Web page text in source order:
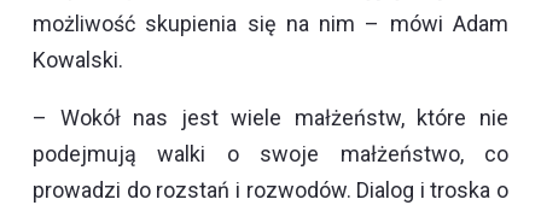
możliwość skupienia się na nim – mówi Adam
Kowalski.
– Wokół nas jest wiele małżeństw, które nie
podejmują walki o swoje małżeństwo, co
prowadzi do rozstań i rozwodów. Dialog i troska o